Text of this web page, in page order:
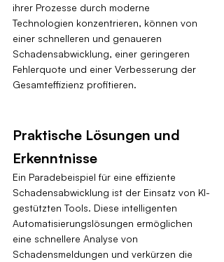
ihrer Prozesse durch moderne
Technologien konzentrieren, können von
einer schnelleren und genaueren
Schadensabwicklung, einer geringeren
Fehlerquote und einer Verbesserung der
Gesamteffizienz profitieren.
Praktische Lösungen und
Erkenntnisse
Ein Paradebeispiel für eine effiziente
Schadensabwicklung ist der Einsatz von KI-
gestützten Tools. Diese intelligenten
Automatisierungslösungen ermöglichen
eine schnellere Analyse von
Schadensmeldungen und verkürzen die